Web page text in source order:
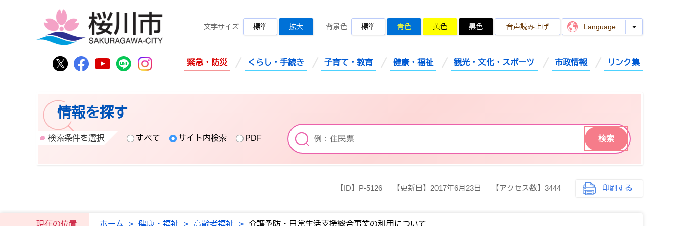
桜川市公式Twitter
桜川市公式Facebook
桜川市公式YouTube
桜川市公式LINE
Instagram
文字サイズ 標準 拡大 背景色 標準 青色 黄色 黒色 音声読み上げ Language
緊急・防災 くらし・手続き 子育て・教育 健康・福祉 観光・文化・スポーツ 市政情報 リンク集
情報を探す
検索条件を選択 すべて サイト内検索 PDF
【ID】 P-5126 【更新日】 2017年6月23日 【アクセス数】 3444 印刷する
現在の位置 ホーム > 健康・福祉 > 高齢者福祉 > 介護予防・日常生活支援総合事業の利用について